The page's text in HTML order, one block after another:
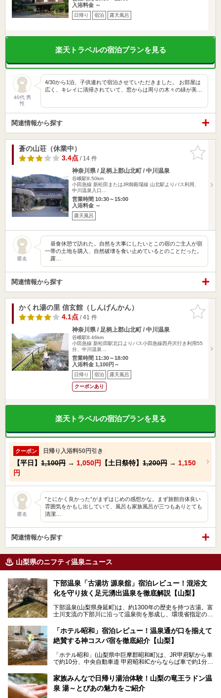
入浴料金 ～
日帰り 宿泊 露天風呂
楽天トラベルの宿泊プランを見る
40代 男
性
4/30から1泊、子供連れで宿泊させていただきました。 お部屋は
広く、キレイに清掃されていて、窓からは周りの木々の緑が美…
関連情報から探す
お気に入
りに追加
蒼の山荘（休業中）
3.4点/ 14 件
神奈川県 / 足柄上郡山北町 / 中川温泉
谷峨駅8.50km
小田急線 新松田またはJR御殿場線 山北駅よりバス利用、
中川温泉入口…
営業時間 10:30～15:00
入浴料金 ～
露天風呂
匿名
昼食休憩で訪れた。自然を大事にしたいとこの宿のご主人が宿
一帯の土地を購入、自然破壊を食い止めているとのことだった。
露…
関連情報から探す
お気に入
りに追加
かくれ湯の里 信玄館（しんげんかん）
4.1点/ 41 件
神奈川県 / 足柄上郡山北町 / 中川温泉
谷峨駅8.46km
小田急線 新松田駅北口よりバス小田急線西丹沢行き利用55
分、中川温泉…
営業時間 11:30～18:00
入浴料金 1,100円～
日帰り 宿泊 露天風呂
クーポンあり
楽天トラベルの宿泊プランを見る
クーポン 日帰り入浴料50円引き
【平日】 1,100円 → 1,050円 【土日祭特】 1,200円 → 1,150
円
匿名
”とにかく良かった”がまずはじめの感想かな。まず旅館自体良い
雰囲気をかもし出していて、風呂も家族風呂が三つもありとても
清潔…
関連情報から探す
山梨県のニフティ温泉ニュース
下部温泉「古湯坊 源泉舘」宿泊レビュー！混浴文
化を守り抜く足元湧出温泉を徹底解説【山梨】
下部温泉(山梨県身延町)は、約1300年の歴史を持つ古湯。富
士川支流の下部川に沿って温泉街を形成し、環境省指定の国
中でも「古湯坊 源泉舘」は、戦国時代に武田信玄公も療養
したと伝えられる名湯の宿。最大の特徴は、令和の現代にお
いても混浴文化が守られ、老若男女の分け隔て一切無く温泉
向にありますが、「古湯坊 源泉舘」では本来あるべき混浴
の姿が保たれている点に注目すべきでしょう。
今回は足元湧出の混浴温泉である「かくし湯大岩風呂」をは
じめ、湯治棟である「別館神泉」を中心に「古湯坊 源泉
舘」の全貌を徹底紹介します。
「ホテル昭和」宿泊レビュー！温泉通が口を揃えて
絶賛する神コスパ宿を徹底紹介【山梨】
「ホテル昭和」(山梨県中巨摩郡昭和町)は、JR甲府駅から車
で約10分、中央自動車道 甲府昭和ICからならば車で約1分の
から、一人泊でも6,000円台から宿泊可能です。
しかし、最大の魅力は“温泉そのもの”でしょう。自家源泉を
家族みんなで日帰り湯治体験！山梨の竜王ラドン温
泉 湯～とぴあの魅力をご紹介